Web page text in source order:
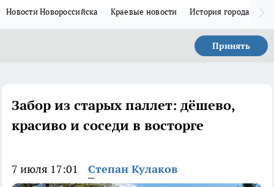
Новости Новороссийска Краевые новости История города Н
Принять
Забор из старых паллет: дёшево,
красиво и соседи в восторге
7 июля 17:01 Степан Кулаков